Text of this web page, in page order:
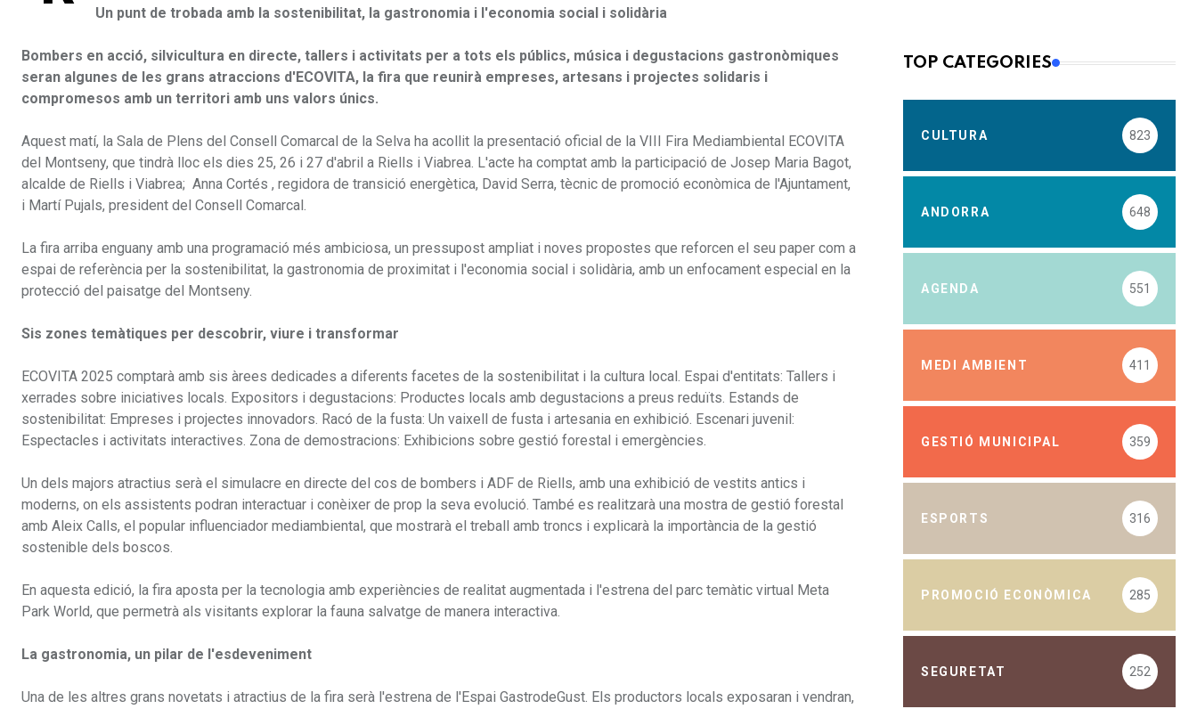
Un punt de trobada amb la sostenibilitat, la gastronomia i l'economia social i solidària
Bombers en acció, silvicultura en directe, tallers i activitats per a tots els públics, música i degustacions gastronòmiques
seran algunes de les grans atraccions d'ECOVITA, la fira que reunirà empreses, artesans i projectes solidaris i
compromesos amb un territori amb uns valors únics.
Aquest matí, la Sala de Plens del Consell Comarcal de la Selva ha acollit la presentació oficial de la VIII Fira Mediambiental ECOVITA
del Montseny, que tindrà lloc els dies 25, 26 i 27 d'abril a Riells i Viabrea. L'acte ha comptat amb la participació de Josep Maria Bagot,
alcalde de Riells i Viabrea; Anna Cortés , regidora de transició energètica, David Serra, tècnic de promoció econòmica de l'Ajuntament,
i Martí Pujals, president del Consell Comarcal.
La fira arriba enguany amb una programació més ambiciosa, un pressupost ampliat i noves propostes que reforcen el seu paper com a
espai de referència per la sostenibilitat, la gastronomia de proximitat i l'economia social i solidària, amb un enfocament especial en la
protecció del paisatge del Montseny.
Sis zones temàtiques per descobrir, viure i transformar
ECOVITA 2025 comptarà amb sis àrees dedicades a diferents facetes de la sostenibilitat i la cultura local. Espai d'entitats: Tallers i
xerrades sobre iniciatives locals. Expositors i degustacions: Productes locals amb degustacions a preus reduïts. Estands de
sostenibilitat: Empreses i projectes innovadors. Racó de la fusta: Un vaixell de fusta i artesania en exhibició. Escenari juvenil:
Espectacles i activitats interactives. Zona de demostracions: Exhibicions sobre gestió forestal i emergències.
Un dels majors atractius serà el simulacre en directe del cos de bombers i ADF de Riells, amb una exhibició de vestits antics i
moderns, on els assistents podran interactuar i conèixer de prop la seva evolució. També es realitzarà una mostra de gestió forestal
amb Aleix Calls, el popular influenciador mediambiental, que mostrarà el treball amb troncs i explicarà la importància de la gestió
sostenible dels boscos.
En aquesta edició, la fira aposta per la tecnologia amb experiències de realitat augmentada i l'estrena del parc temàtic virtual Meta
Park World, que permetrà als visitants explorar la fauna salvatge de manera interactiva.
La gastronomia, un pilar de l'esdeveniment
Una de les altres grans novetats i atractius de la fira serà l'estrena de l'Espai GastrodeGust. Els productors locals exposaran i vendran,
TOP CATEGORIES
CULTURA 823
ANDORRA 648
AGENDA 551
MEDI AMBIENT 411
GESTIÓ MUNICIPAL 359
ESPORTS 316
PROMOCIÓ ECONÒMICA 285
SEGURETAT 252